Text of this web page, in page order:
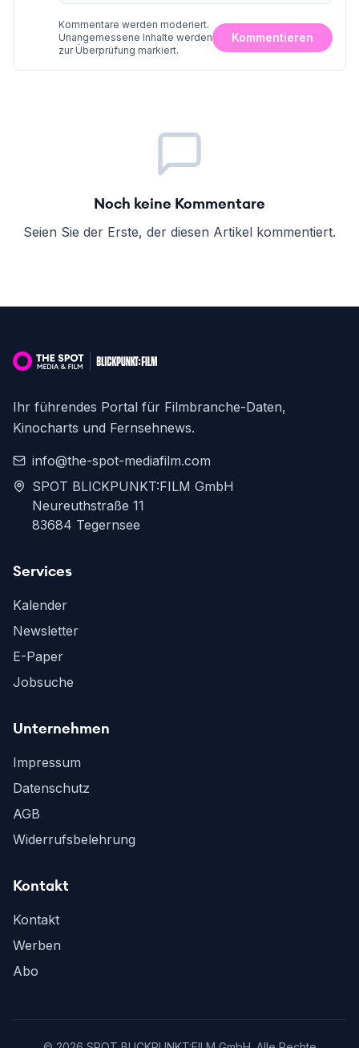
Kommentare werden moderiert.
Unangemessene Inhalte werden
zur Überprüfung markiert.
Kommentieren
Noch keine Kommentare
Seien Sie der Erste, der diesen Artikel kommentiert.
Ihr führendes Portal für Filmbranche-Daten,
Kinocharts und Fernsehnews.
info@the-spot-mediafilm.com
SPOT BLICKPUNKT:FILM GmbH
Neureuthstraße 11
83684 Tegernsee
Services
Kalender
Newsletter
E-Paper
Jobsuche
Unternehmen
Impressum
Datenschutz
AGB
Widerrufsbelehrung
Kontakt
Kontakt
Werben
Abo